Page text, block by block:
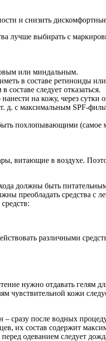
и снизить
лучше выбирать с
или миндальным.
в составе ретиноиды или
следует отказаться.
на кожу, через сутки
с максимальным SPF-
похлопывающими (самое
витающие в воздухе.
должны быть
преобладать средства с
различными
нужно отдавать гелям
чувствительной кожи
после водных
их состав содержит
одеванием следует